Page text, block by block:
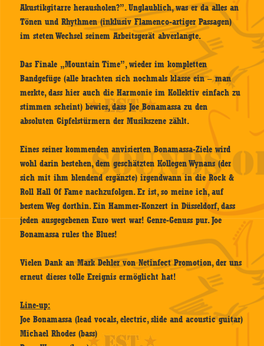
Akustikgitarre herausholen?”. Unglaublich, was er da alles an
Tönen und Rhythmen (inklusiv Flamenco-artiger Passagen)
im steten Wechsel seinem Arbeitsgerät abverlangte.
Das Finale „Mountain Time”, wieder im kompletten
Bandgefüge (alle brachten sich nochmals klasse ein – man
merkte, dass hier auch die Harmonie im Kollektiv einfach zu
stimmen scheint) bewies, dass Joe Bonamassa zu den
absoluten Gipfelstürmern der Musikszene zählt.
Eines seiner kommenden anvisierten Bonamassa-Ziele wird
wohl darin bestehen, dem geschätzten Kollegen Wynans (der
sich mit ihm blendend ergänzte) irgendwann in die Rock &
Roll Hall Of Fame nachzufolgen. Er ist, so meine ich, auf
bestem Weg dorthin. Ein Hammer-Konzert in Düsseldorf, dass
jeden ausgegebenen Euro wert war! Genre-Genuss pur. Joe
Bonamassa rules the Blues!
Vielen Dank an Mark Dehler von Netinfect Promotion, der uns
erneut dieses tolle Ereignis ermöglicht hat!
Line-up:
Joe Bonamassa (lead vocals, electric, slide and acoustic guitar)
Michael Rhodes (bass)